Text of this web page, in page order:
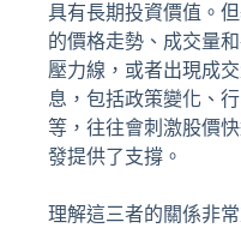
具有長期投資價值。
的價格走勢、成交量
壓力線，或者出現成
息，包括政策變化、
等，往往會刺激股價
發提供了支撐。
理解這三者的關係非